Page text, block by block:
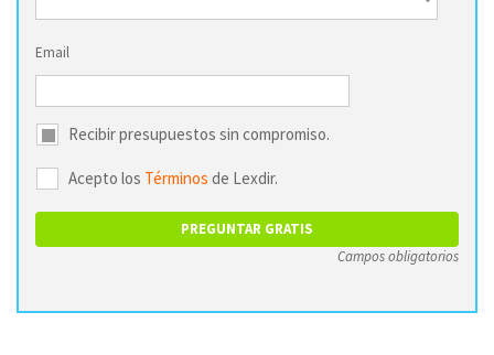
Email
Recibir presupuestos sin compromiso.
Acepto los Términos de Lexdir.
Campos obligatorios